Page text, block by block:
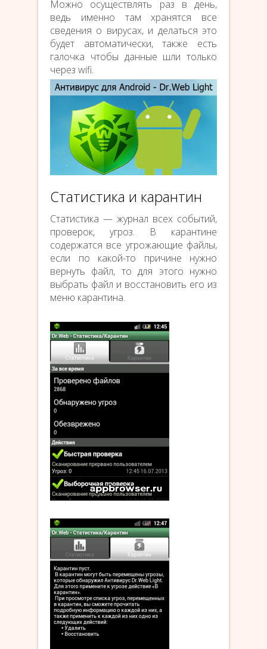
Можно осуществлять раз в день,
ведь именно там хранятся все
сведения о вирусах, и делаться это
будет автоматически, также есть
галочка чтобы данные шли только
через wifi.
Статистика и карантин
Статистика — журнал всех событий,
проверок, угроз. В карантине
содержатся все угрожающие файлы,
если по какой-то причине нужно
вернуть файл, то для этого нужно
выбрать файл и восстановить его из
меню карантина.